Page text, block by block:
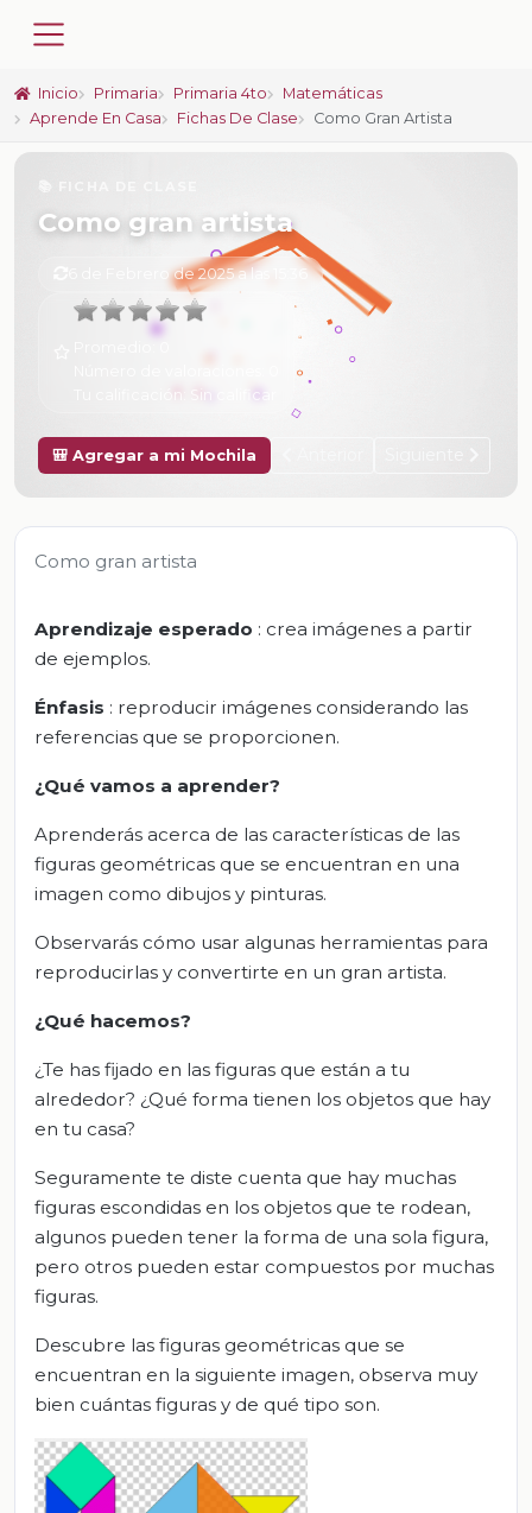
Inicio Primaria Primaria 4to
Matemáticas
Aprende En Casa
Fichas De Clase Como Gran Artista
Como gran artista
6 de Febrero de 2025 a las 15:36
Tu calificación:
Sin calificar
🎒 Agregar a mi Mochila
Como gran artista
Aprendizaje esperado : crea imágenes a partir
de ejemplos.
Énfasis : reproducir imágenes considerando las
referencias que se proporcionen.
¿Qué vamos a aprender?
Aprenderás acerca de las características de las
figuras geométricas que se encuentran en una
imagen como dibujos y pinturas.
Observarás cómo usar algunas herramientas para
reproducirlas y convertirte en un gran artista.
¿Qué hacemos?
¿Te has fijado en las figuras que están a tu
alrededor? ¿Qué forma tienen los objetos que hay
en tu casa?
Seguramente te diste cuenta que hay muchas
figuras escondidas en los objetos que te rodean,
algunos pueden tener la forma de una sola figura,
pero otros pueden estar compuestos por muchas
figuras.
Descubre las figuras geométricas que se
encuentran en la siguiente imagen, observa muy
bien cuántas figuras y de qué tipo son.